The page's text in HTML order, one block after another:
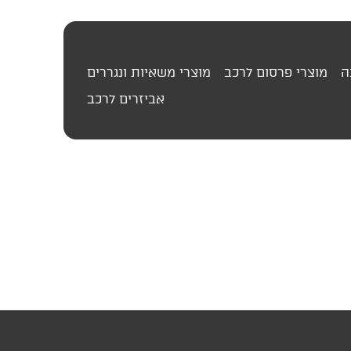
מוצרי פרסום לרכב
מוצרי משאיות ונגררים
אביזרים לרכב